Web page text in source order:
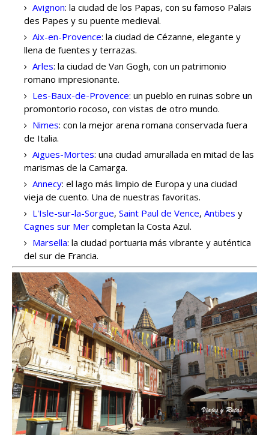
Avignon: la ciudad de los Papas, con su famoso Palais
des Papes y su puente medieval.
Aix-en-Provence: la ciudad de Cézanne, elegante y
llena de fuentes y terrazas.
Arles: la ciudad de Van Gogh, con un patrimonio
romano impresionante.
Les-Baux-de-Provence: un pueblo en ruinas sobre un
promontorio rocoso, con vistas de otro mundo.
Nimes: con la mejor arena romana conservada fuera
de Italia.
Aigues-Mortes: una ciudad amurallada en mitad de las
marismas de la Camarga.
Annecy: el lago más limpio de Europa y una ciudad
vieja de cuento. Una de nuestras favoritas.
L'Isle-sur-la-Sorgue, Saint Paul de Vence, Antibes y
Cagnes sur Mer completan la Costa Azul.
Marsella: la ciudad portuaria más vibrante y auténtica
del sur de Francia.